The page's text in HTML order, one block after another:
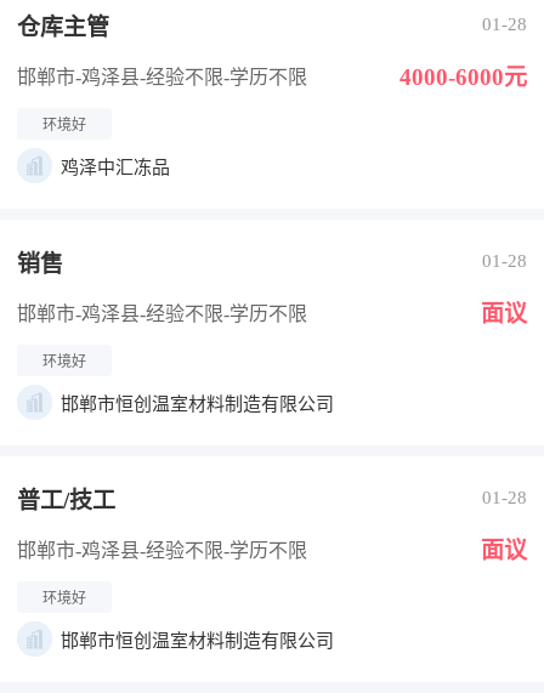
仓库主管 01-28
邯郸市-鸡泽县-经验不限-学历不限 4000-6000元
环境好
鸡泽中汇冻品
销售 01-28
邯郸市-鸡泽县-经验不限-学历不限 面议
环境好
邯郸市恒创温室材料制造有限公司
普工/技工 01-28
邯郸市-鸡泽县-经验不限-学历不限 面议
环境好
邯郸市恒创温室材料制造有限公司